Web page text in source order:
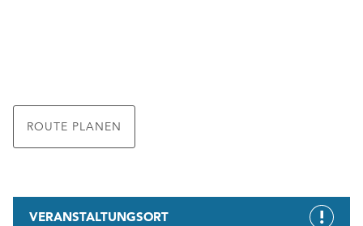
ROUTE PLANEN
VERANSTALTUNGSORT